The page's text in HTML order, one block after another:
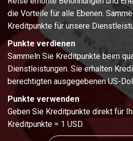
die Vorteile für alle Ebenen.
Kreditpunkte für unsere
Punkte verdienen
Sammeln Sie Kreditpunkte beim
Dienstleistungen. Sie erhalten
berechtigten ausgegebenen US-
Punkte verwenden
Geben Sie Kreditpunkte direkt für
Kreditpunkte = 1 USD.